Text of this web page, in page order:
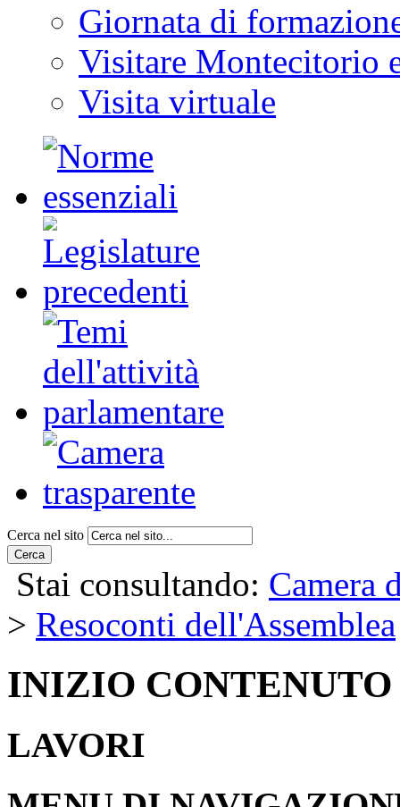
Giornata di
Visitare Montecitorio
Visita virtuale
Cerca nel sito
Cerca
Stai consultando: Camera
> Resoconti dell'Assemblea
INIZIO CONTENUTO
LAVORI